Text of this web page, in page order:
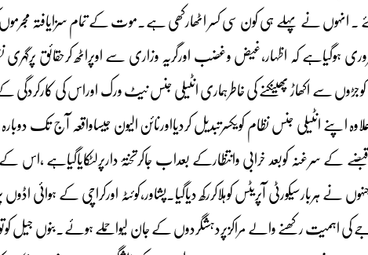
۔ انہوں نے پہلے ہی کون سی کسر اٹھارکھی ہے۔موت کے تمام سزایافتہ مجرموں
ہوگیاہے کہ اظہار،غیض وغضب اورگریہ وزاری سے اوپراٹھ کرحقائق
سے اکھاڑ پھینکنے کی خاطرہماری انٹیلی جنس نیٹ ورک اوراس کی کارکردگی
اپنے انٹیلی جنس نظام کویکسرتبدیل کردیااورنائن الیون جیساواقعہ آج تک
کے سرغنہ کوبعد خرابی وانتظارکے بعداب جاکرتختۂ
نے ہربارسیکورٹی آپریٹس کوہلاکررکھ دیاگیا۔پشاور،کوئٹہ اورکراچی کے ہوائی
اہمیت رکھنے والے مراکزپردہشگردوں کے جان لیواحملے ہوئے۔بنوں جیل